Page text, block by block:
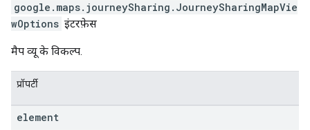
google.maps.journeySharing . JourneySharingMapVie
wOptions इंटरफ़ेस
मैप व्यू के विकल्प.
प्रॉपर्टी
element